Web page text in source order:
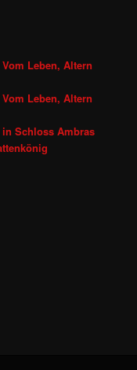
Leben, Altern
Leben, Altern
Schloss Ambras